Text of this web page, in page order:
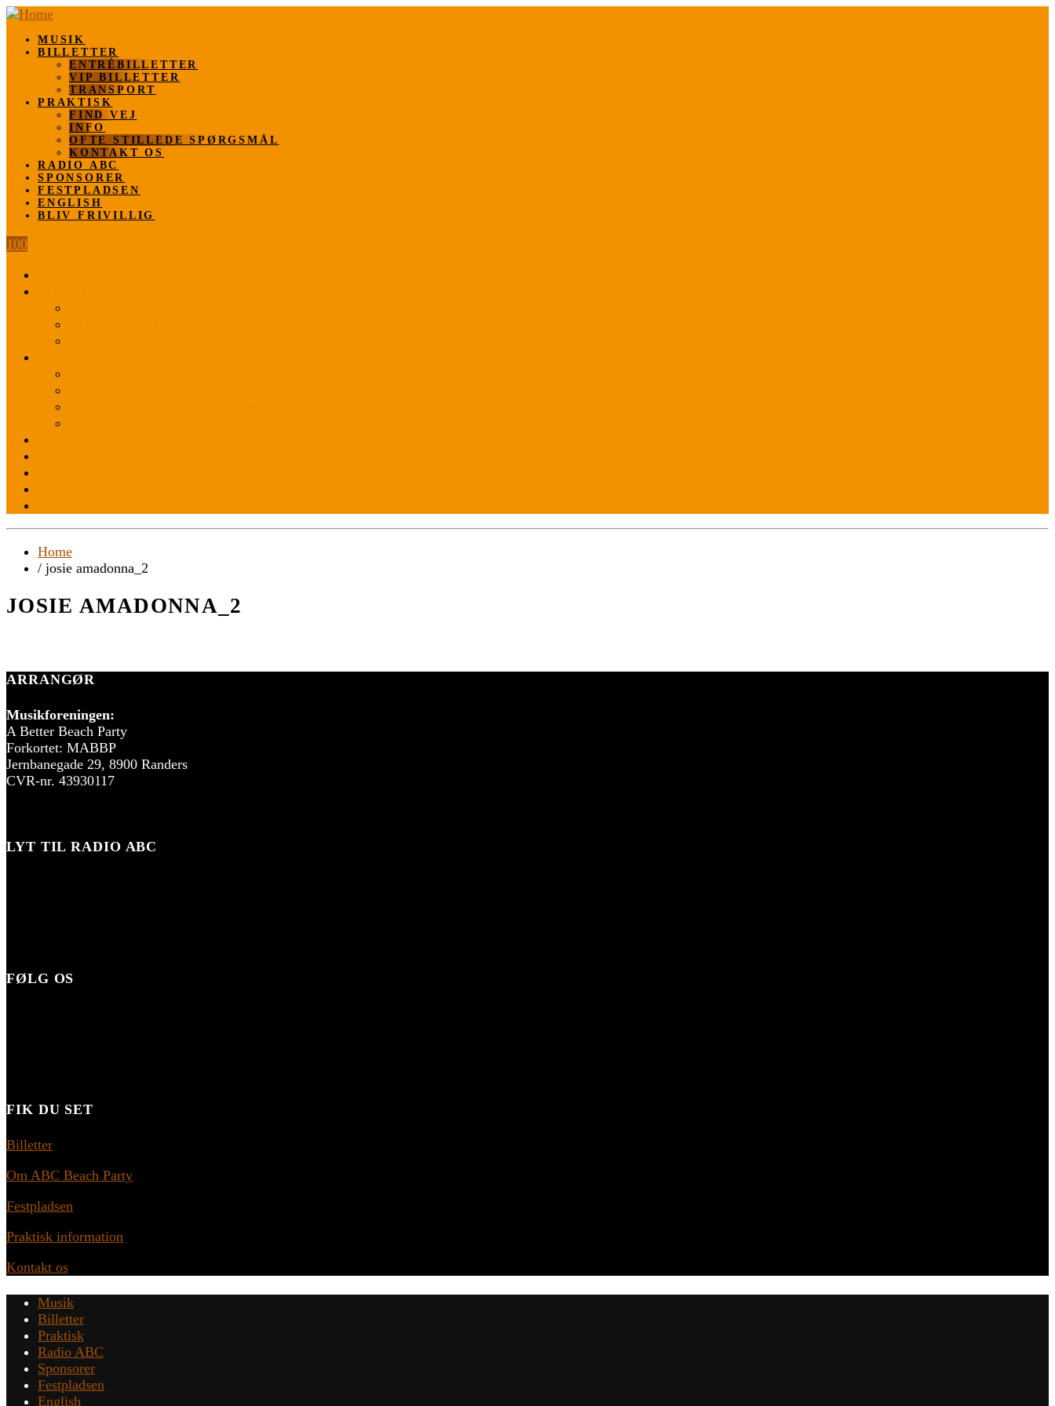
MUSIK
BILLETTER
ENTRÈBILLETTER
VIP BILLETTER
TRANSPORT
PRAKTISK
FIND VEJ
INFO
OFTE STILLEDE SPØRGSMÅL
KONTAKT OS
RADIO ABC
SPONSORER
FESTPLADSEN
ENGLISH
BLIV FRIVILLIG
100
Home
/ josie amadonna_2
JOSIE AMADONNA_2
ARRANGØR
Musikforeningen:
A Better Beach Party
Forkortet: MABBP
Jernbanegade 29, 8900 Randers
CVR-nr. 43930117
LYT TIL RADIO ABC
FØLG OS
FIK DU SET
Billetter
Om ABC Beach Party
Festpladsen
Praktisk information
Kontakt os
Musik
Billetter
Praktisk
Radio ABC
Sponsorer
Festpladsen
English